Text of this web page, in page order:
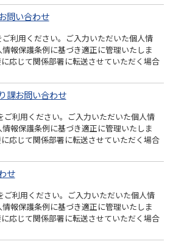
問い合わせ
利用ください。ご入力いただいた個人情
報保護条例に基づき適正に管理いたしま
応じて関係部署に転送させていただく場合
課お問い合わせ
ご利用ください。ご入力いただいた個人情
報保護条例に基づき適正に管理いたしま
応じて関係部署に転送させていただく場合
せ
ご利用ください。ご入力いただいた個人情
報保護条例に基づき適正に管理いたしま
応じて関係部署に転送させていただく場合